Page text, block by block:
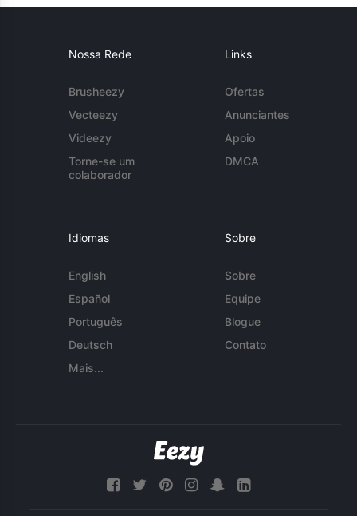
Nossa Rede
Brusheezy
Vecteezy
Videezy
Torne-se um
colaborador
Links
Ofertas
Anunciantes
Apoio
DMCA
Idiomas
English
Español
Português
Deutsch
Mais...
Sobre
Sobre
Equipe
Blogue
Contato